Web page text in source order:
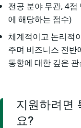
전공 분야 무관, 4점
에 해당하는 점수)
체계적이고 논리적
주며 비즈니스 전반
동향에 대한 깊은 관
지원하려면
요?